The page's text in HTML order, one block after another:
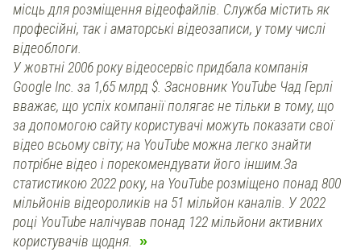
місць для розміщення відеофайлів. Служба містить як
професійні, так і аматорські відеозаписи, у тому числі
відеоблоги.
У жовтні 2006 року відеосервіс придбала компанія
Google Inc. за 1,65 млрд $. Засновник YouTube Чад Герлі
вважає, що успіх компанії полягає не тільки в тому, що
за допомогою сайту користувачі можуть показати свої
відео всьому світу; на YouTube можна легко знайти
потрібне відео і порекомендувати його іншим.За
статистикою 2022 року, на YouTube розміщено понад 800
мільйонів відеороликів на 51 мільйон каналів. У 2022
році YouTube налічував понад 122 мільйони активних
користувачів щодня.